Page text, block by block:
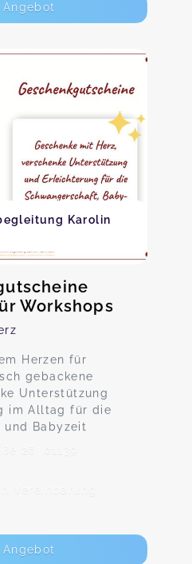
Angebot
Karolin
Workshops
Herzen für
gebackene
Unterstützung
im Alltag für die
und Babyzeit
26, 01139
Vereinbarung
Angebot